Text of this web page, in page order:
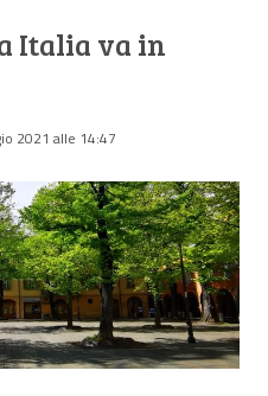
Italia va in
2021 alle 14:47